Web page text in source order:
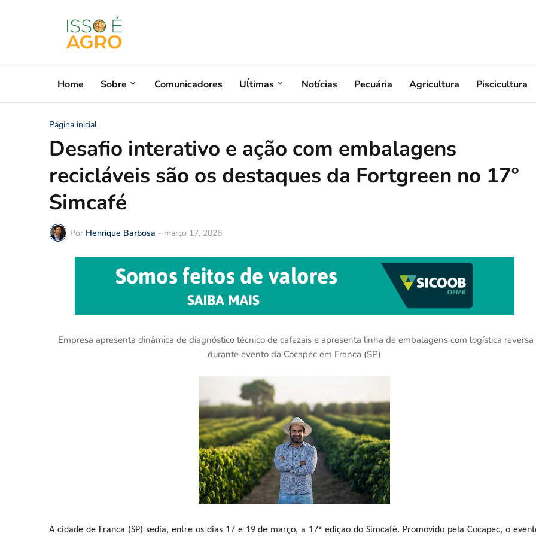
Home Sobre Comunicadores Uĺtimas Notícias Pecuária Agricultura Piscicultura
Página inicial
Desafio interativo e ação com embalagens
recicláveis são os destaques da Fortgreen no 17º
Simcafé
Por Henrique Barbosa - março 17, 2026
Empresa apresenta dinâmica de diagnóstico técnico de cafezais e apresenta linha de embalagens com logística reversa
durante evento da Cocapec em Franca (SP)
A cidade de Franca (SP) sedia, entre os dias 17 e 19 de março, a 17ª edição do Simcafé. Promovido pela Cocapec, o